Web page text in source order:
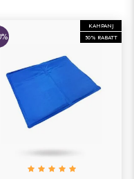
KAMPANJ
50% RABATT